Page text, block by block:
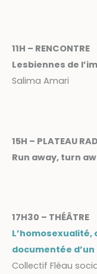
11H – RENCONTRE
Lesbiennes de
Salima Amari
15H – PLATEAU
Run away, turn
17H30 – THÉÂTRE
L’homosexualité,
documentée
Collectif Fléau